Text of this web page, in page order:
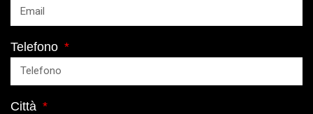
Telefono
Città